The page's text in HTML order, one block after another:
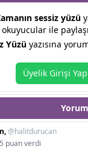
sessiz yüzü
okuyucular ile
Yüzüyazısına
Üyelik Girişi Yap
@halitdurucan
5 puan verdi